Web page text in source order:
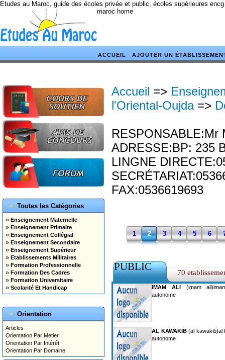
Etudes au Maroc, guide des écoles privée et public, écoles supérieures
maroc home
ACCUEIL AJOUTER UN
Toutes les Catégories
» Enseignement Maternelle
» Enseignement Primaire
» Enseignement Collégial
» Enseignement Secondaire
» Enseignement Supérieur
» Etablissements Militaires
» Formation Professionnelle
» Formation Des Cadres
» Formation Universitaire
» Scolarité Et Handicap
Orientation
Articles
Orientation Par Metier
Orientation Par Intérêt
Orientation Par Domaine
Accueil =>
l'Oriental-Oujda=>
RESPONSABLE:Mr
ADRESSE:BP: 235
LINGNE
FAX:0536619693
1 2 3 4 5 6
PUBLIC 70
IMAM ALI(imam
autonome
AL KAWAKIB(al kawakib)al
autonome